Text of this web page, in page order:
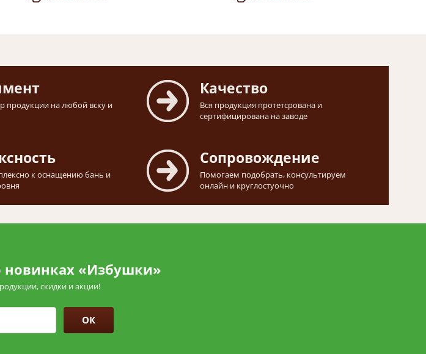
продукции на любой вску и
Качество
Вся продукция протетсрована и
сертифицирована на заводе
к оснащению бань и
Сопровождение
Помогаем подобрать, консультируем
онлайн и круглостуочно
«Избушки»
скидки и акции!
ОК